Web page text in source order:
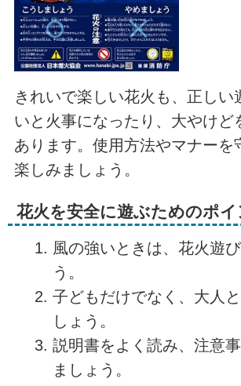
きれいで楽しい花火も、正しい
いと火事になったり、大やけど
あります。使用方法やマナーを
楽しみましょう。
花火を安全に遊ぶためのポイ
風の強いときは、花火遊
う。
子どもだけでなく、大人
しょう。
説明書をよく読み、注意
ましょう。